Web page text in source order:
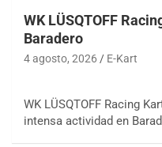
WK LÜSQTOFF
Baradero
4 agosto, 2026 E-Kart
WK LÜSQTOFF Racing
intensa actividad en
COBERTURA ESPECIAL DE
08/09-AGO